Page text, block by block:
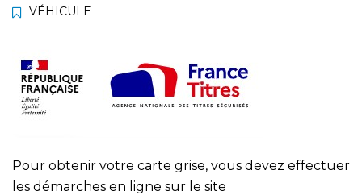
VÉHICULE
Pour obtenir votre carte grise, vous devez effectuer
les démarches en ligne sur le site